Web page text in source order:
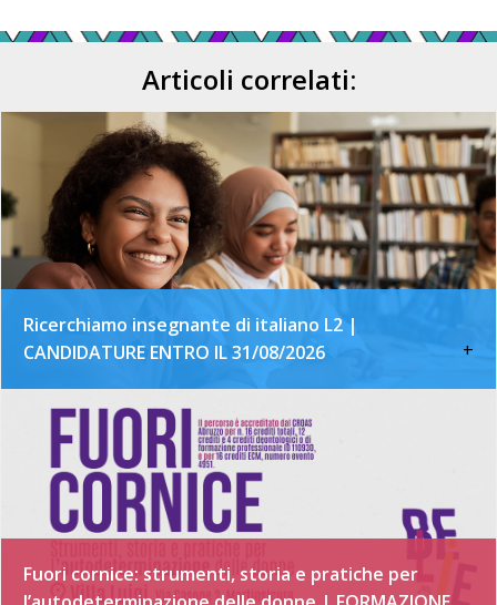
Articoli correlati:
Ricerchiamo insegnante di italiano L2 |
CANDIDATURE ENTRO IL 31/08/2026
+
Fuori cornice: strumenti, storia e pratiche per